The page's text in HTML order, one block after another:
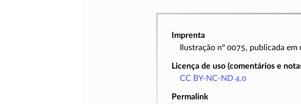
Imprenta
Ilustração nº 0075, publicada
Licença de uso (comentários e
CC BY-NC-ND 4.0
Permalink